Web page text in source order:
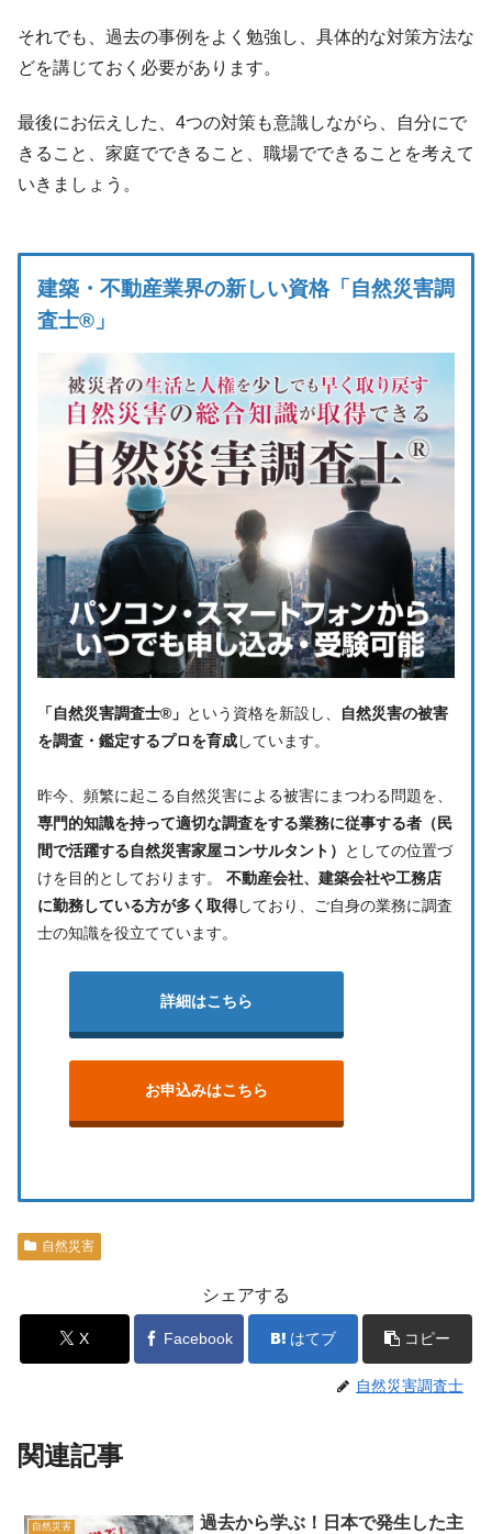
それでも、過去の事例をよく勉強し、具体的な対策方法な
どを講じておく必要があります。
最後にお伝えした、4つの対策も意識しながら、自分にで
きること、家庭でできること、職場でできることを考えて
いきましょう。
建築・不動産業界の新しい資格「自然災害調
査士®」
「自然災害調査士®」 という資格を新設し、
自然災害の被害
を調査・鑑定するプロを育成しています。
昨今、頻繁に起こる自然災害による被害にまつわる問題を、
専門的知識を持って適切な調査をする業務に従事する者（民
間で活躍する自然災害家屋コンサルタント）
としての位置づ
けを目的としております。 不動産会社、建築会社や工務店
に勤務している方が多く取得しており、ご自身の業務に調査
士の知識を役立てています。
詳細はこちら
お申込みはこちら
自然災害
シェアする
X Facebook はてブ コピー
自然災害調査士
関連記事
自然災害
過去から学ぶ！日本で発生した主